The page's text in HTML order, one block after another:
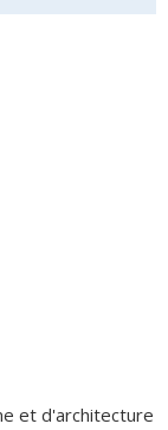
et d'architecture